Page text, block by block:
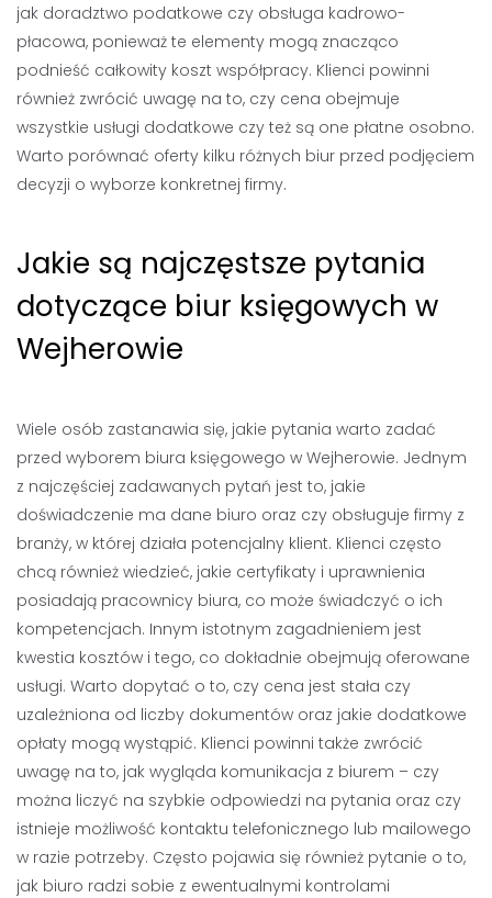
jak doradztwo podatkowe czy obsługa kadrowo-
płacowa, ponieważ te elementy mogą znacząco
podnieść całkowity koszt współpracy. Klienci powinni
również zwrócić uwagę na to, czy cena obejmuje
wszystkie usługi dodatkowe czy też są one płatne osobno.
Warto porównać oferty kilku różnych biur przed podjęciem
decyzji o wyborze konkretnej firmy.
Jakie są najczęstsze pytania
dotyczące biur księgowych w
Wejherowie
Wiele osób zastanawia się, jakie pytania warto zadać
przed wyborem biura księgowego w Wejherowie. Jednym
z najczęściej zadawanych pytań jest to, jakie
doświadczenie ma dane biuro oraz czy obsługuje firmy z
branży, w której działa potencjalny klient. Klienci często
chcą również wiedzieć, jakie certyfikaty i uprawnienia
posiadają pracownicy biura, co może świadczyć o ich
kompetencjach. Innym istotnym zagadnieniem jest
kwestia kosztów i tego, co dokładnie obejmują oferowane
usługi. Warto dopytać o to, czy cena jest stała czy
uzależniona od liczby dokumentów oraz jakie dodatkowe
opłaty mogą wystąpić. Klienci powinni także zwrócić
uwagę na to, jak wygląda komunikacja z biurem – czy
można liczyć na szybkie odpowiedzi na pytania oraz czy
istnieje możliwość kontaktu telefonicznego lub mailowego
w razie potrzeby. Często pojawia się również pytanie o to,
jak biuro radzi sobie z ewentualnymi kontrolami